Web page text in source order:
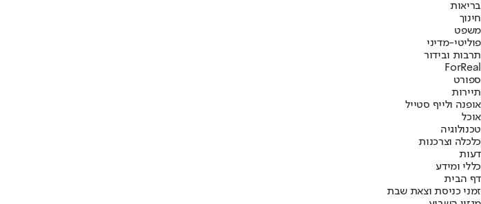
בריאות
חינוך
משפט
פוליטי-מדיני
תרבות ובידור
ForReal
ספורט
תיירות
אופנה ולייף סטייל
אוכל
טכנולוגיה
כלכלה וצרכנות
דעות
כללי ומידע
דף הבית
זמני כניסת וצאת שבת